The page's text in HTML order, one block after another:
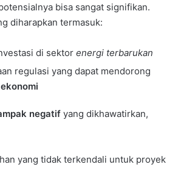
bisa sangat signifikan.
diharapkan termasuk:
di sektor energi terbarukan
regulasi yang dapat mendorong
negatif yang dikhawatirkan,
yang tidak terkendali untuk proyek